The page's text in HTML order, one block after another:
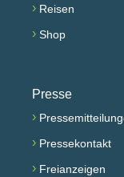
› Reisen
› Shop
Presse
›
› Pressekontakt
› Freianzeigen